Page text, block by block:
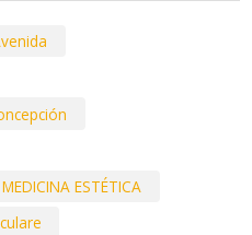
ESTÉTICA